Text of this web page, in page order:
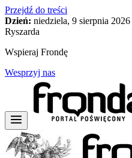
Przejdź do treści
Dzień: niedziela, 9 sierpnia 2026
Ryszarda
Wspieraj Frondę
Wesprzyj nas